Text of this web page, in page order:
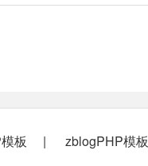
板 zblogPHP模板